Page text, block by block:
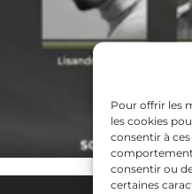
Pour offrir les
les cookies
consentir à
comportement
consentir ou
certaines